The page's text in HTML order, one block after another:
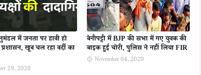
में जनता पर हावी हो
खूब चल रहा वर्दी का
29, 2020
बेनीपट्टी में BJP की सभा में गए युवक की
बाइक हुई चोरी, पुलिस ने नहीं लिया FIR
November 04, 2020